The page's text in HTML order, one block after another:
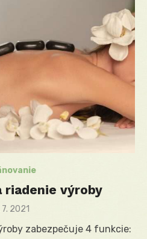
riadenie výroby
7. 2021
zabezpečuje 4 funkcie: